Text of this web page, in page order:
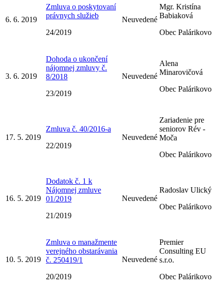
6. 6. 2019
Zmluva o poskytovaní
právnych služieb
24/2019
Neuvedené
Mgr. Kristína
Babiaková
Obec Palárikovo
3. 6. 2019
Dohoda o ukončení
nájomnej zmluvy č.
8/2018
23/2019
Neuvedené
Alena
Minarovičová
Obec Palárikovo
17. 5. 2019
Zmluva č. 40/2016-a
22/2019
Neuvedené
Zariadenie pre
seniorov Rév -
Moča
Obec Palárikovo
16. 5. 2019
Dodatok č. 1 k
Nájomnej zmluve
01/2019
21/2019
Neuvedené
Radoslav Ulický
Obec Palárikovo
10. 5. 2019
Zmluva o manažmente
verejného obstarávania
č. 250419/1
20/2019
Neuvedené
Premier
Consulting EU
s.r.o.
Obec Palárikovo